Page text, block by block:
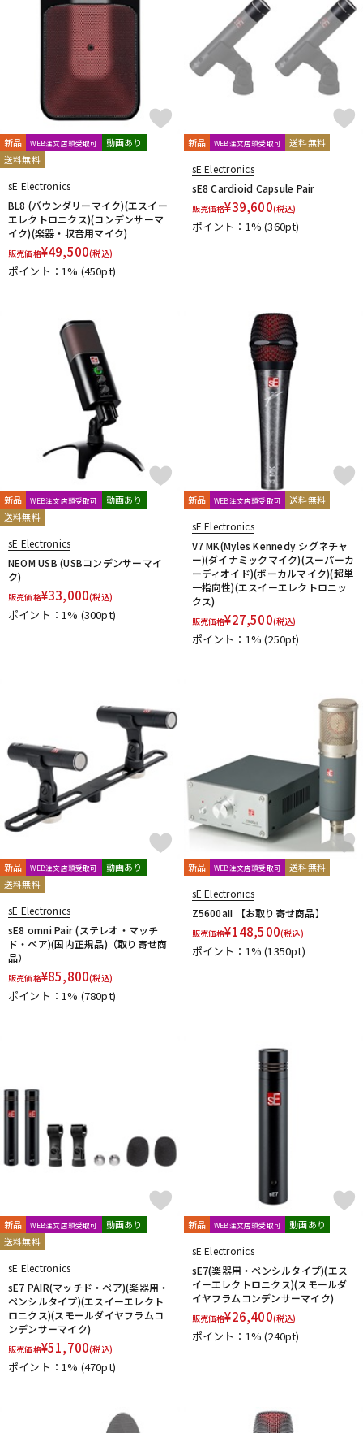
新品 WEB注文店頭受取可
動画あり
送料無料
sE Electronics
BL8 (バウンダリーマイク)(エスイー
エレクトロニクス)(コンデンサーマ
イク)(楽器・収音用マイク)
販売価格¥49,500(税込)
ポイント：1% (450pt)
新品 WEB注文店頭受取可 送料無料
sE Electronics
sE8 Cardioid Capsule Pair
販売価格¥39,600(税込)
ポイント：1%(360pt)
新品 WEB注文店頭受取可
動画あり
送料無料
sE Electronics
NEOM USB (USBコンデンサーマイ
ク)
販売価格¥33,000(税込)
ポイント：1% (300pt)
新品 WEB注文店頭受取可 送料無料
sE Electronics
V7 MK(Myles Kennedy シグネチャ
ー)(ダイナミックマイク)(スーパーカ
ーディオイド)(ボーカルマイク)(超単
一指向性)(エスイーエレクトロニッ
クス)
販売価格¥27,500(税込)
ポイント：1%(250pt)
新品 WEB注文店頭受取可
動画あり
送料無料
sE Electronics
sE8 omni Pair (ステレオ・マッチ
ド・ペア)(国内正規品)（取り寄せ商
品）
販売価格¥85,800(税込)
ポイント：1% (780pt)
新品 WEB注文店頭受取可 送料無料
sE Electronics
Z5600aII 【お取り寄せ商品】
販売価格¥148,500(税込)
ポイント：1%(1350pt)
新品 WEB注文店頭受取可
動画あり
送料無料
sE Electronics
sE7 PAIR(マッチド・ペア)(楽器用・
ペンシルタイプ)(エスイーエレクト
ロニクス)(スモールダイヤフラムコ
ンデンサーマイク)
販売価格¥51,700(税込)
ポイント：1% (470pt)
新品 WEB注文店頭受取可 動画あり
sE Electronics
sE7(楽器用・ペンシルタイプ)(エス
イーエレクトロニクス)(スモールダ
イヤフラムコンデンサーマイク)
販売価格¥26,400(税込)
ポイント：1%(240pt)